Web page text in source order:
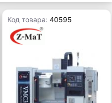
Код товара:40595